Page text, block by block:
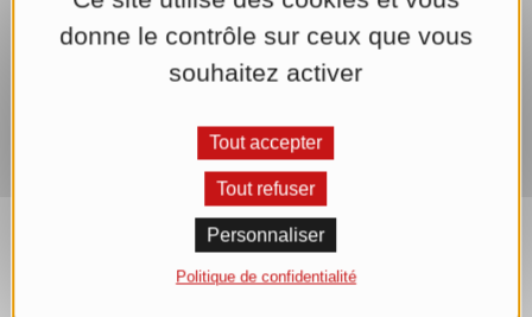
donne le contrôle sur ceux que vous
souhaitez activer
Tout accepter
Tout refuser
Personnaliser
Politique de confidentialité